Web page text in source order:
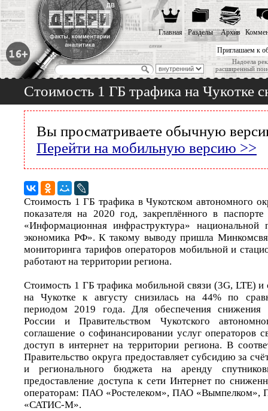
Приглашаем к
Надоела
расширенный
Главная Разделы Архив
Стоимость 1 ГБ трафика на Чукотке
Вы просматриваете обычную
Перейти на мобильную версию >>
Стоимость 1 ГБ трафика в Чукотском автономного
показателя на 2020 год, закреплённого в паспорте
«Информационная инфраструктура»
экономика РФ». К такому выводу пришла
мониторинга тарифов операторов мобильной и
работают на территории региона.
Стоимость 1 ГБ трафика мобильной связи (3G, LTE) и
на Чукотке к августу снизилась на 44% по
периодом 2019 года. Для обеспечения
России и Правительством Чукотского
соглашение о софинансировании услуг операторов
доступ в интернет на территории региона. В
Правительство округа предоставляет субсидию за
и регионального бюджета на аренду
предоставление доступа к сети Интернет по
операторам: ПАО «Ростелеком», ПАО
«САТИС-М».